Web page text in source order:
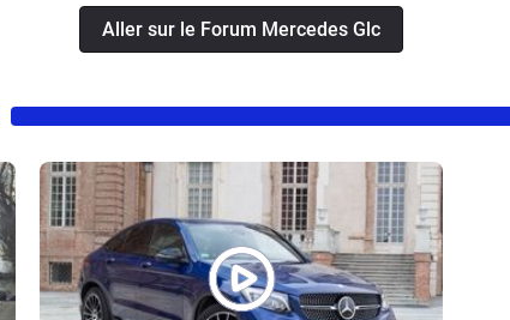
Aller sur le Forum Mercedes Glc